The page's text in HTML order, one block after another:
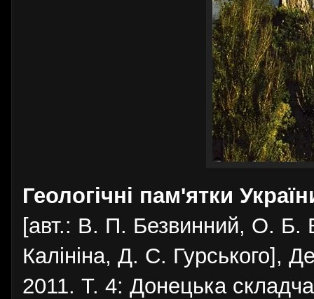
Геологічні пам'ятки
[авт.: В. П. Безвинний, О. Б.
Калініна, Д. С. Гурського],
2011. Т. 4: Донецька